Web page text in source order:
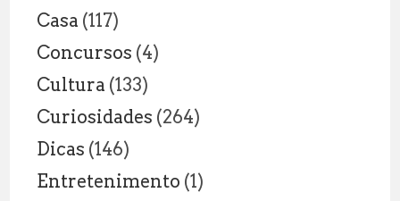
Casa (117)
Concursos (4)
Cultura (133)
Curiosidades (264)
Dicas (146)
Entretenimento (1)